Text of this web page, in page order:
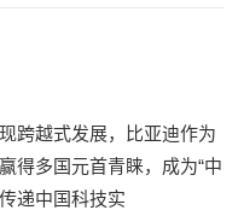
跨越式发展，比亚迪作为
得多国元首青睐，成为“中
递中国科技实